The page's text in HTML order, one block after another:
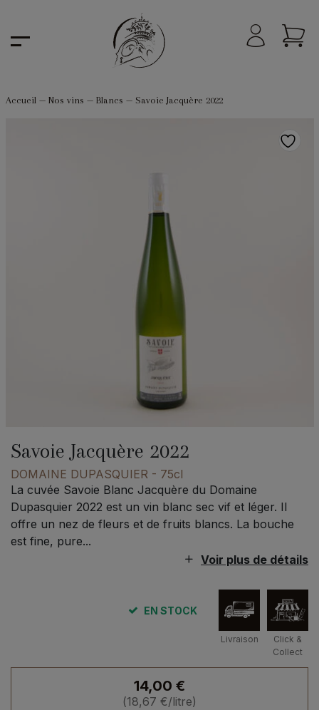
Accueil— Nos vins — Blancs — Savoie Jacquère 2022
Savoie Jacquère 2022
DOMAINE DUPASQUIER - 75cl
La cuvée Savoie Blanc Jacquère du Domaine
Dupasquier 2022 est un vin blanc sec vif et léger. Il
offre un nez de fleurs et de fruits blancs. La bouche
est fine, pure...
Voir plus de détails
EN STOCK
Livraison
Click &
Collect
14,00 €
(18,67 €/litre)